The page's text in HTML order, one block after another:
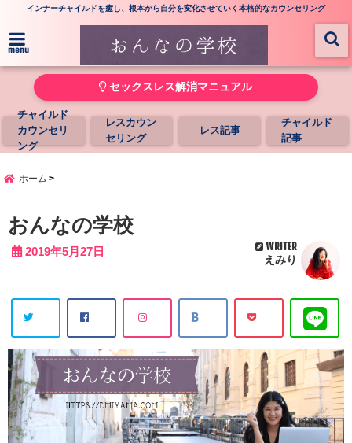
インナーチャイルドを癒し、根本から自分を変化させていく本格的なカウンセリング
menu
セックスレス解消マニュアル
チャイルド
カウンセリ
ング
レスカウン
セリング
レス記事
チャイルド
記事
ホーム
おんなの学校
2019年5月27日 WRITER
えみり